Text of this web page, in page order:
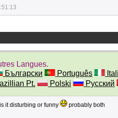
Langues.
Български Português
Pt. Polski Русский
it disturbing or funny probably both